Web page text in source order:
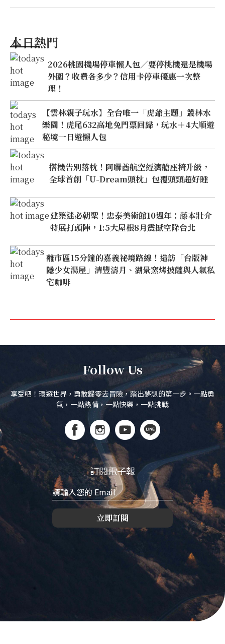
本日熱門
2026桃園機場停車懶人包／要停桃機還是機場
外圍？收費各多少？信用卡停車優惠一次整
理！
【雲林親子玩水】全台唯一「虎爺主題」叢林水
樂園！虎尾632高地免門票回歸，玩水＋4大順遊
秘境一日遊懶人包
搭機告別落枕！阿聯酋航空經濟艙座椅升級，
全球首創「U-Dream頭枕」包覆頭頸超好睡
建築迷必朝聖！忠泰美術館10週年：藤本壯介
特展打頭陣，1:5大屋根8月震撼空降台北
離市區15分鐘的嘉義祕境路線！造訪「台版神
隱少女湯屋」清豐濤月、湖景窯烤披薩與人氣私
宅咖啡
Follow Us
享受吧！環遊世界，勇敢歸零去冒險，踏出夢想的第一步。一點勇
氣，一點熱情，一點快樂，一點挑戰
訂閱電子報
立即訂閱